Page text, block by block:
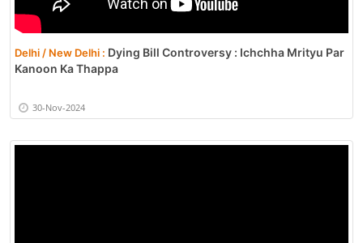
Delhi / New Delhi : Dying Bill Controversy : Ichchha Mrityu Par
Kanoon Ka Thappa
30-Nov-2024